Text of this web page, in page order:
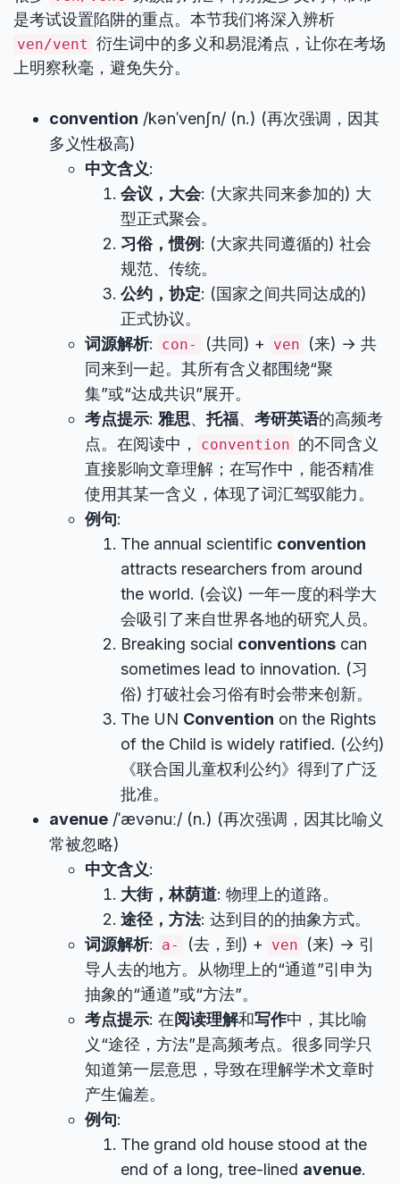
是考试设置陷阱的重点。本节我们将深入辨析
ven/vent 衍生词中的多义和易混淆点，让你在考场
上明察秋毫，避免失分。
convention /kənˈvenʃn/ (n.) (再次强调，因其
多义性极高)
中文含义:
会议，大会: (大家共同来参加的) 大
型正式聚会。
习俗，惯例: (大家共同遵循的) 社会
规范、传统。
公约，协定: (国家之间共同达成的)
正式协议。
词源解析: con- (共同) + ven
(来) → 共
同来到一起。其所有含义都围绕“聚
集”或“达成共识”展开。
考点提示: 雅思、托福、 考研英语的高频考
点。在阅读中，
convention 的不同含义
直接影响文章理解；在写作中，能否精准
使用其某一含义，体现了词汇驾驭能力。
例句:
The annual scientific convention
attracts researchers from around
the world. (会议) 一年一度的科学大
会吸引了来自世界各地的研究人员。
Breaking social conventions can
sometimes lead to innovation. (习
俗) 打破社会习俗有时会带来创新。
The UN Convention on the Rights
of the Child is widely ratified. (公约)
《联合国儿童权利公约》得到了广泛
批准。
avenue /ˈævənuː/ (n.) (再次强调，因其比喻义
常被忽略)
中文含义:
大街，林荫道: 物理上的道路。
途径，方法: 达到目的的抽象方式。
词源解析: a- (去，到) + ven
(来) → 引
导人去的地方。从物理上的“通道”引申为
抽象的“通道”或“方法”。
考点提示: 在阅读理解和写作中，其比喻
义“途径，方法”是高频考点。很多同学只
知道第一层意思，导致在理解学术文章时
产生偏差。
例句:
The grand old house stood at the
end of a long, tree-lined avenue.